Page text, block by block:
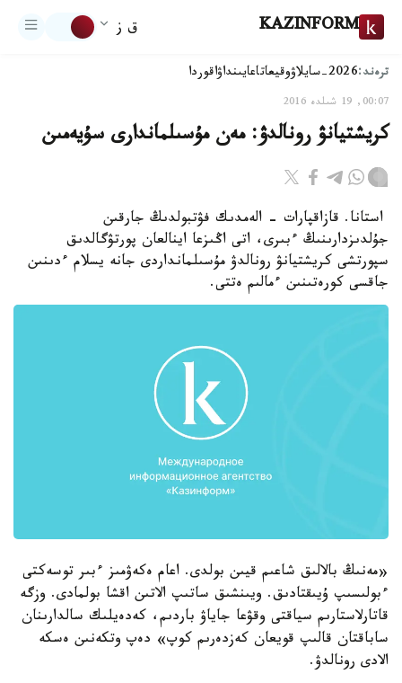
KAZINFORM ق ز
ترەند:2026-سايلاۋ وقيعاتاعايىنداۋاقوردا
00:07, 19 شىلدە 2016
كريشتيانۋ رونالدۋ: مەن مۇسىلماندارى سۇيەمىن
استانا. قازاقپارات - الەمدىك فۋتبولدىڭ جارقىن
جۇلدىزدارىنىڭ ءبىرى، اتى اڭىزعا اينالعان پورتۋگالدىق
سپورتشى كريشتيانۋ رونالدۋ مۇسىلمانداردى جانە يسلام ءدىنىن
جاقسى كورەتىنىن ءمالىم ەتتى.
«مەنىڭ بالالىق شاعىم قيىن بولدى. اعام ەكەۋمىز ءبىر توسەكتى
ءبولىسىپ ۇيىقتادىق. ويىنشىق ساتىپ الاتىن اقشا بولمادى. وزگە
قاتارلاستارىم سياقتى وقۋعا جاياۋ باردىم، كەدەيلىك سالدارىنان
ساباقتان قالىپ قويعان كەزدەرىم كوپ» دەپ وتكەنىن ەسكە
الادى رونالدۋ.